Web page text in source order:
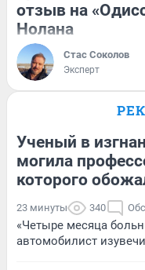
отзыв на
Нолана
Стас Соколов
Эксперт
Ученый в
могила
которого
23 минуты 340
«Четыре месяца
автомобилист